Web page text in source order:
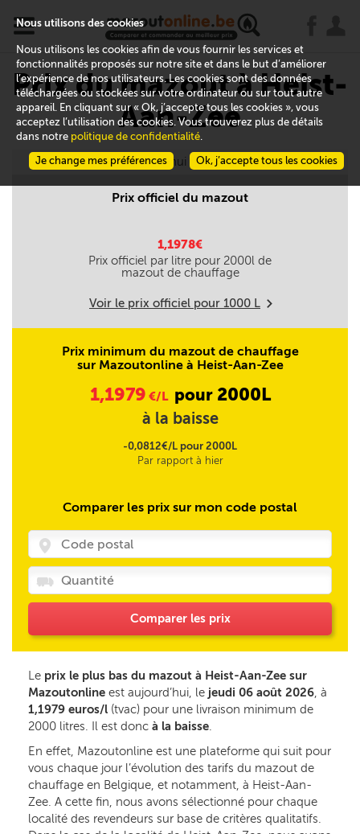
x
Prix du mazout à Heist-
Aan-Zee
Aujourd'hui le 06/08
Prix officiel du mazout
1,1978€
Prix officiel par litre pour 2000l de
mazout de chauffage
Voir le prix officiel pour 1000 L m
Prix minimum du mazout de chauffage
sur Mazoutonline à Heist-Aan-Zee
1,1979 €/L pour 2000L
à la baisse
-0,0812€/L pour 2000L
Par rapport à hier
Comparer les prix sur mon code postal
Comparer les prix
Le prix le plus bas du mazout à Heist-Aan-Zee sur
Mazoutonline est aujourd’hui, le jeudi 06 août 2026, à
1,1979 euros/l (tvac) pour une livraison minimum de
2000 litres. Il est donc à la baisse.
En effet, Mazoutonline est une plateforme qui suit pour
vous chaque jour l’évolution des tarifs du mazout de
chauffage en Belgique, et notamment, à Heist-Aan-
Zee. A cette fin, nous avons sélectionné pour chaque
localité des revendeurs sur base de critères qualitatifs.
Nous utilisons des cookies
Nous utilisons les cookies afin de vous fournir les services et
fonctionnalités proposés sur notre site et dans le but d’améliorer
l’expérience de nos utilisateurs. Les cookies sont des données
téléchargées ou stockées sur votre ordinateur ou sur tout autre
appareil. En cliquant sur « Ok, j’accepte tous les cookies », vous
acceptez l’utilisation des cookies. Vous trouverez plus de détails
dans notre politique de confidentialité.
Ok, j’accepte tous les cookies
Je change mes préférences